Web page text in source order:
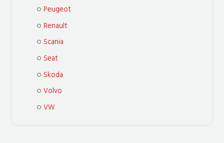
Peugeot
Renault
Scania
Seat
Skoda
Volvo
VW